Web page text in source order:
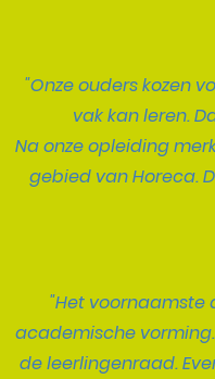
"Onze ouders kozen
vak kan leren.
Na onze opleiding
gebied van Horeca.
"Het voornaamste
academische
de leerlingenraad.